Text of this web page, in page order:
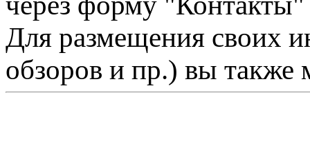
Для размещения своих
обзоров и пр.) вы также